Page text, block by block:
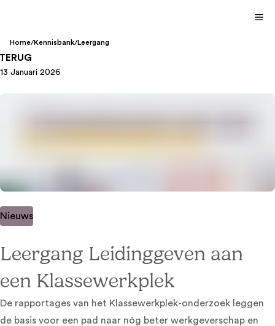
Home/Kennisbank/Leergang
13 Januari 2026
Nieuws
Leergang Leidinggeven aan
een Klassewerkplek
De rapportages van het Klassewerkplek-onderzoek leggen
de basis voor een pad naar nóg beter werkgeverschap en